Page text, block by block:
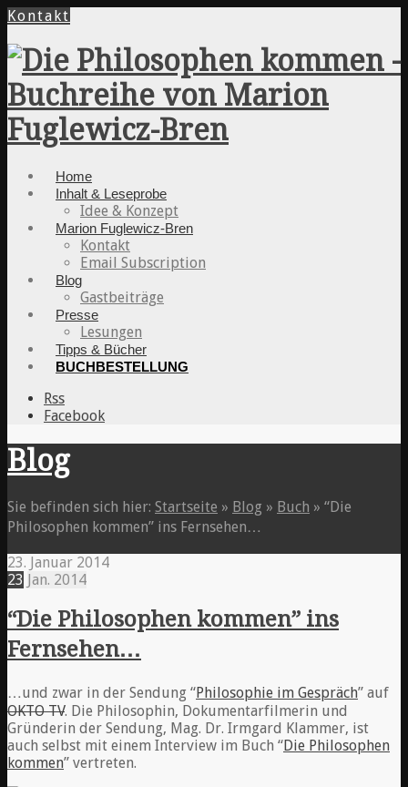
Kontakt
Home
Inhalt & Leseprobe
Idee & Konzept
Marion Fuglewicz-Bren
Kontakt
Email Subscription
Blog
Gastbeiträge
Presse
Lesungen
Tipps & Bücher
BUCHBESTELLUNG
Rss
Facebook
Blog
Sie befinden sich hier: Startseite » Blog » Buch » “Die
Philosophen kommen” ins Fernsehen…
23. Januar 2014
23 Jan. 2014
“Die Philosophen kommen” ins
Fernsehen…
…und zwar in der Sendung “Philosophie im Gespräch” auf
OKTO TV. Die Philosophin, Dokumentarfilmerin und
Gründerin der Sendung, Mag. Dr. Irmgard Klammer, ist
auch selbst mit einem Interview im Buch “Die Philosophen
kommen” vertreten.